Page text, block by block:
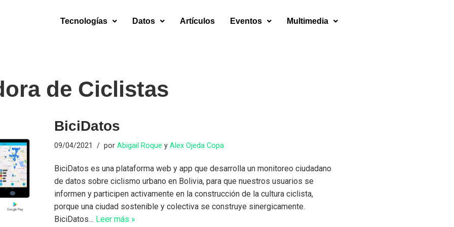
Tecnologías Datos Artículos Eventos Multimedia
de Ciclistas
BiciDatos
09/04/2021 porAbigail Roque yAlex Ojeda Copa
BiciDatos es una plataforma web y app que desarrolla un monitoreo ciudadano
de datos sobre ciclismo urbano en Bolivia, para que nuestros usuarios se
informen y participen activamente en la construcción de la cultura ciclista,
porque una ciudad sostenible y colectiva se construye sinergicamente.
BiciDatos… Leer más »